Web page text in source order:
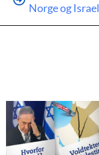
Norge og Israel